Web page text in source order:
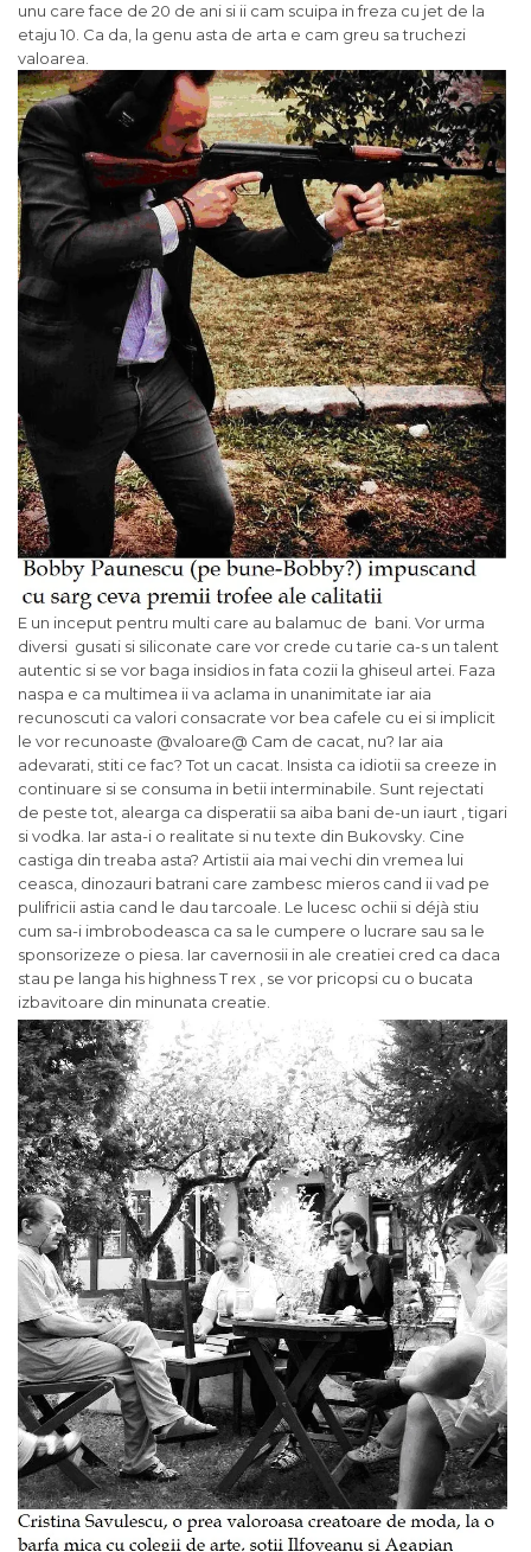
unu care face de 20 de ani si ii cam scuipa in freza cu jet de la
etaju 10. Ca da, la genu asta de arta e cam greu sa truchezi
valoarea.
E un inceput pentru multi care au balamuc de bani. Vor urma
diversi gusati si siliconate care vor crede cu tarie ca-s un talent
autentic si se vor baga insidios in fata cozii la ghiseul artei. Faza
naspa e ca multimea ii va aclama in unanimitate iar aia
recunoscuti ca valori consacrate vor bea cafele cu ei si implicit
le vor recunoaste @valoare@ Cam de cacat, nu? Iar aia
adevarati, stiti ce fac? Tot un cacat. Insista ca idiotii sa creeze in
continuare si se consuma in betii interminabile. Sunt rejectati
de peste tot, alearga ca disperatii sa aiba bani de-un iaurt , tigari
si vodka. Iar asta-i o realitate si nu texte din Bukovsky. Cine
castiga din treaba asta? Artistii aia mai vechi din vremea lui
ceasca, dinozauri batrani care zambesc mieros cand ii vad pe
pulifricii astia cand le dau tarcoale. Le lucesc ochii si déjà stiu
cum sa-i imbrobodeasca ca sa le cumpere o lucrare sau sa le
sponsorizeze o piesa. Iar cavernosii in ale creatiei cred ca daca
stau pe langa his highness T rex , se vor pricopsi cu o bucata
izbavitoare din minunata creatie.